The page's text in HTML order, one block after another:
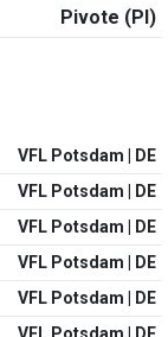
Pivote (PI)
VFL Potsdam | DE
VFL Potsdam | DE
VFL Potsdam | DE
VFL Potsdam | DE
VFL Potsdam | DE